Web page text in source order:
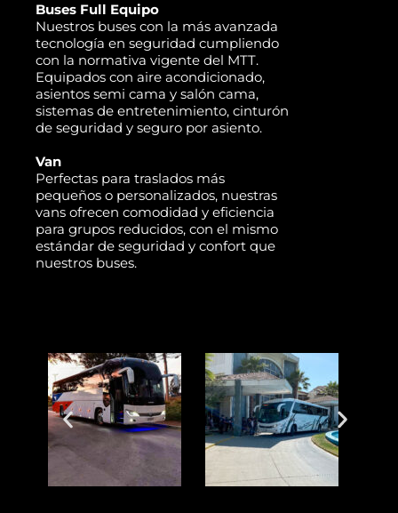
Buses Full Equipo
Nuestros buses con la más avanzada
tecnología en seguridad cumpliendo
con la normativa vigente del MTT.
Equipados con aire acondicionado,
asientos semi cama y salón cama,
sistemas de entretenimiento, cinturón
de seguridad y seguro por asiento.
Van
Perfectas para traslados más
pequeños o personalizados, nuestras
vans ofrecen comodidad y eficiencia
para grupos reducidos, con el mismo
estándar de seguridad y confort que
nuestros buses.